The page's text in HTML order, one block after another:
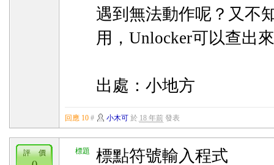
遇到無法動作呢？又不
用，Unlocker可以查出
出處：小地方
回應 10 # 小木可於 18 年前發表
標題 標點符號輸入程式
評 價